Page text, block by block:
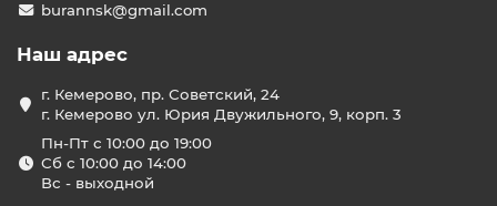
burannsk@gmail.com
Наш адрес
г. Кемерово, пр. Советский, 24
г. Кемерово ул. Юрия Двужильного, 9, корп. 3
Пн-Пт с 10:00 до 19:00
Сб с 10:00 до 14:00
Вс - выходной